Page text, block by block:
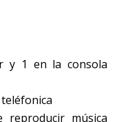
y 1 en la consola
reproducir música